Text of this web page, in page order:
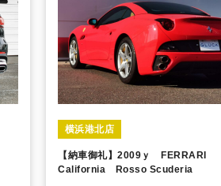
横浜港北店
【納車御礼】2009ｙ FERRARI
California Rosso Scuderia